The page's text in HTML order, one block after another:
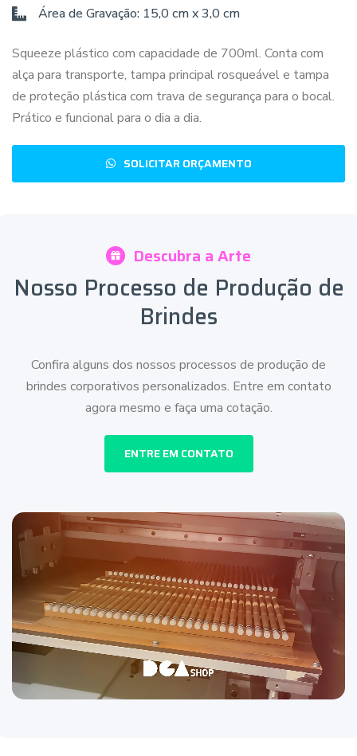
Área de Gravação: 15,0 cm x 3,0 cm
Squeeze plástico com capacidade de 700ml. Conta com
alça para transporte, tampa principal rosqueável e tampa
de proteção plástica com trava de segurança para o bocal.
Prático e funcional para o dia a dia.
SOLICITAR ORÇAMENTO
Descubra a Arte
Nosso Processo de Produção de
Brindes
Confira alguns dos nossos processos de produção de
brindes corporativos personalizados. Entre em contato
agora mesmo e faça uma cotação.
ENTRE EM CONTATO